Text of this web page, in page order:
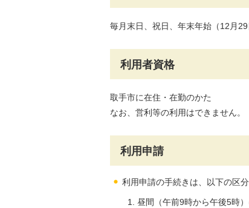
毎月末日、祝日、年末年始（12月29
利用者資格
取手市に在住・在勤のかた
なお、営利等の利用はできません。
利用申請
利用申請の手続きは、以下の区
昼間（午前9時から午後5時